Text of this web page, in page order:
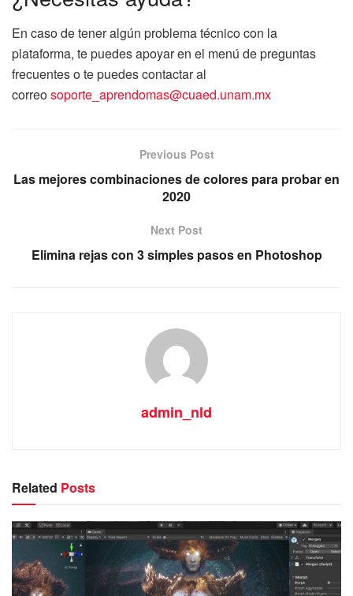
En caso de tener algún problema técnico con la
plataforma, te puedes apoyar en el menú de preguntas
frecuentes o te puedes contactar al
correosoporte_aprendomas@cuaed.unam.mx
Previous Post
Las mejores combinaciones de colores para probar en
2020
Next Post
Elimina rejas con 3 simples pasos en Photoshop
admin_nld
Related Posts